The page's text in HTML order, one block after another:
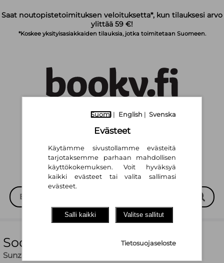
Saat noutopistetoimituksen veloituksetta*, kun tilauksesi arvo
ylittää 59 €!
*Koskee yksityisasiakkaiden tilauksia, jotka toimitetaan Suomeen.
Sodankäynnin taito
Sunzi
Suomi | English | Svenska
Evästeet
Käytämme sivustollamme evästeitä
tarjotaksemme parhaan mahdollisen
käyttökokemuksen. Voit hyväksyä
kaikki evästeet tai valita sallimasi
evästeet.
Salli kaikki Valitse sallitut
Tietosuojaseloste